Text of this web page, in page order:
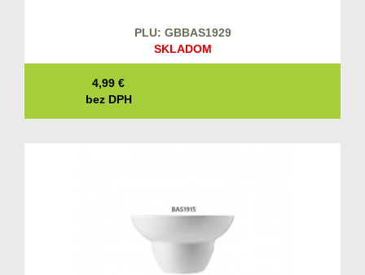
PLU: GBBAS1929
SKLADOM
4,99 €
bez DPH